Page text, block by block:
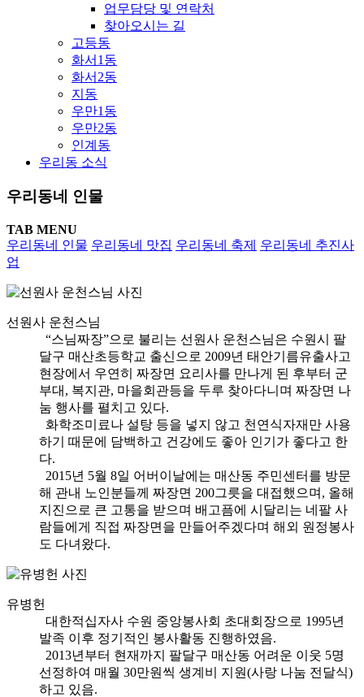
업무담당 및 연락처
찾아오시는 길
고등동
화서1동
화서2동
지동
우만1동
우만2동
인계동
우리동 소식
우리동네 인물
TAB MENU
우리동네 인물 우리동네 맛집 우리동네 축제 우리동네 추진사
업
선원사 운천스님
“스님짜장”으로 불리는 선원사 운천스님은 수원시 팔
달구 매산초등학교 출신으로 2009년 태안기름유출사고
현장에서 우연히 짜장면 요리사를 만나게 된 후부터 군
부대, 복지관, 마을회관등을 두루 찾아다니며 짜장면 나
눔 행사를 펼치고 있다.
화학조미료나 설탕 등을 넣지 않고 천연식자재만 사용
하기 때문에 담백하고 건강에도 좋아 인기가 좋다고 한
다.
2015년 5월 8일 어버이날에는 매산동 주민센터를 방문
해 관내 노인분들께 짜장면 200그릇을 대접했으며, 올해
지진으로 큰 고통을 받으며 배고픔에 시달리는 네팔 사
람들에게 직접 짜장면을 만들어주겠다며 해외 원정봉사
도 다녀왔다.
유병헌
대한적십자사 수원 중앙봉사회 초대회장으로 1995년
발족 이후 정기적인 봉사활동 진행하였음.
2013년부터 현재까지 팔달구 매산동 어려운 이웃 5명
선정하여 매월 30만원씩 생계비 지원(사랑 나눔 전달식)
하고 있음.